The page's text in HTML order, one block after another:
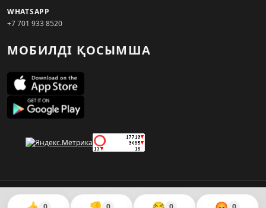
WHATSAPP
+7 701 933 8520
МОБИЛДІ ҚОСЫМША
© 2026. KZNEWS.KZ ақпарат агенттігі